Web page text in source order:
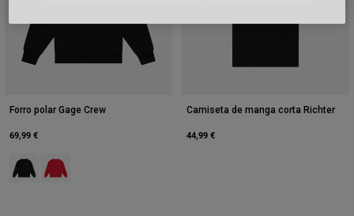
Forro polar Gage Crew
69,99 €
Product swatch type of Negro.
Product swatch type of Rojo.
Camiseta de manga corta Richter
44,99 €